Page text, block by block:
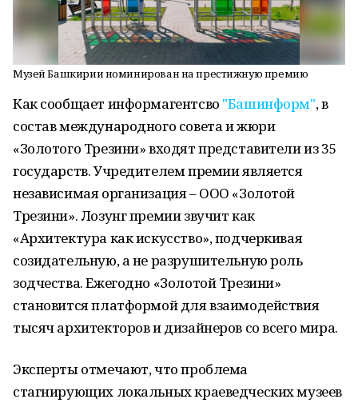
Музей Башкирии номинирован на престижную премию
Как сообщает информагентсво "Башинформ", в
состав международного совета и жюри
«Золотого Трезини» входят представители из 35
государств. Учредителем премии является
независимая организация – ООО «Золотой
Трезини». Лозунг премии звучит как
«Архитектура как искусство», подчеркивая
созидательную, а не разрушительную роль
зодчества. Ежегодно «Золотой Трезини»
становится платформой для взаимодействия
тысяч архитекторов и дизайнеров со всего мира.
Эксперты отмечают, что проблема
стагнирующих локальных краеведческих музеев